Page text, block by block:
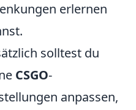
erlernen
solltest du
CSGO-
anpassen,